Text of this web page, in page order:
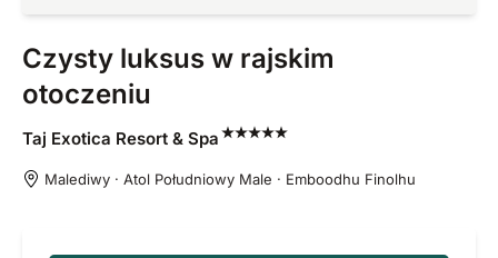
Czysty luksus w rajskim
otoczeniu
Taj Exotica Resort & Spa
Malediwy · Atol Południowy Male · Emboodhu Finolhu